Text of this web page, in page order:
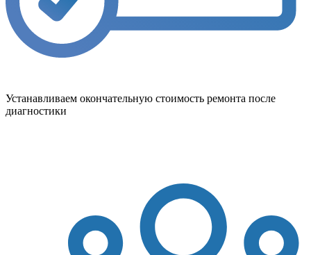
Устанавливаем окончательную стоимость ремонта после
диагностики